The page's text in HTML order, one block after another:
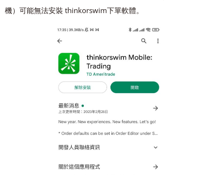
機）可能無法安裝 thinkorswim下單軟體。